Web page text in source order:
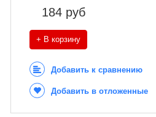
184руб
+ В корзину
Добавить к сравнению
Добавить в отложенные